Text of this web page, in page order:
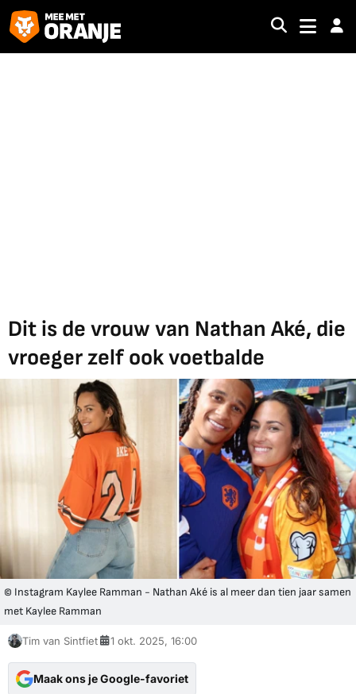
Dit is de vrouw van Nathan Aké, die
vroeger zelf ook voetbalde
© Instagram Kaylee Ramman - Nathan Aké is al meer dan tien jaar samen
met Kaylee Ramman
Tim van Sintfiet 1 okt. 2025, 16:00
Maak ons je Google-favoriet